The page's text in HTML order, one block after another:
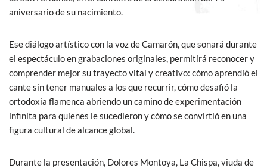
aniversario de su nacimiento.
Ese diálogo artístico con la voz de Camarón, que sonará durante
el espectáculo en grabaciones originales, permitirá reconocer y
comprender mejor su trayecto vital y creativo: cómo aprendió el
cante sin tener manuales a los que recurrir, cómo desafió la
ortodoxia flamenca abriendo un camino de experimentación
infinita para quienes le sucedieron y cómo se convirtió en una
figura cultural de alcance global.
Durante la presentación, Dolores Montoya, La Chispa, viuda de